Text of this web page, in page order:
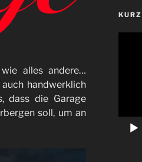
alles andere…
handwerklich
dass die Garage
soll, um an